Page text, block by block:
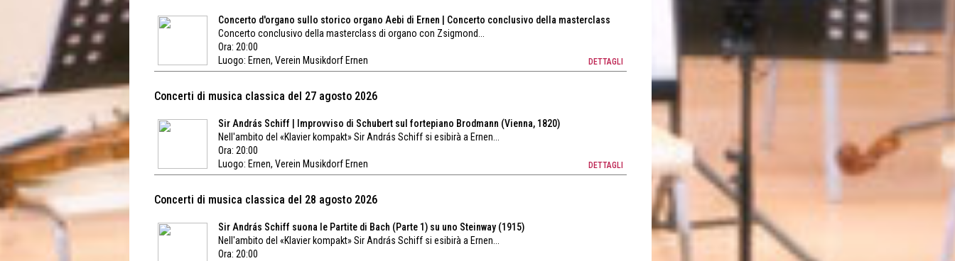
Concerto d'organo sullo storico organo Aebi di Ernen | Concerto conclusivo della masterclass
Concerto conclusivo della masterclass di organo con Zsigmond...
Ora: 20:00
Luogo: Ernen, Verein Musikdorf Ernen DETTAGLI
Concerti di musica classica del 27 agosto 2026
Sir András Schiff | Improvviso di Schubert sul fortepiano Brodmann (Vienna, 1820)
Nell'ambito del «Klavier kompakt» Sir András Schiff si esibirà a Ernen...
Ora: 20:00
Luogo: Ernen, Verein Musikdorf Ernen DETTAGLI
Concerti di musica classica del 28 agosto 2026
Sir András Schiff suona le Partite di Bach (Parte 1) su uno Steinway (1915)
Nell'ambito del «Klavier kompakt» Sir András Schiff si esibirà a Ernen...
Ora: 20:00